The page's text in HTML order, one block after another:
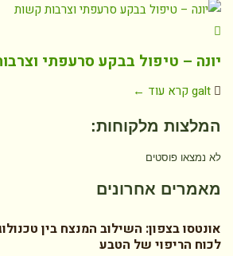
יונה – טיפול בבקע סרעפתי
galt קרא עוד ←
המלצות מלקוחות:
לא נמצאו פוסטים
מאמרים אחרונים
אונטסו בצפון: השילוב המנצח בין
לכוח הריפוי של הטבע